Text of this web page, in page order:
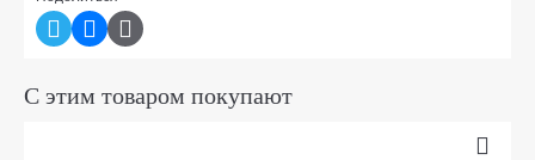
С этим товаром покупают